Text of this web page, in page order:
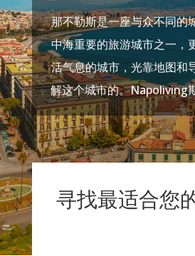
那不勒斯是一座与众不同的
中海重要的旅游城市之一，
活气息的城市，光靠地图和
解这个城市的。Napoliving
寻找最适合您